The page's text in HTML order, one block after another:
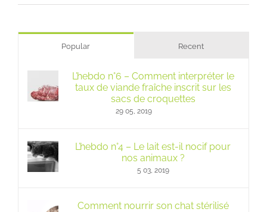
Popular Recent
L’hebdo n°6 – Comment interpréter le
taux de viande fraîche inscrit sur les
sacs de croquettes
29 05, 2019
L’hebdo n°4 – Le lait est-il nocif pour
nos animaux ?
5 03, 2019
Comment nourrir son chat stérilisé